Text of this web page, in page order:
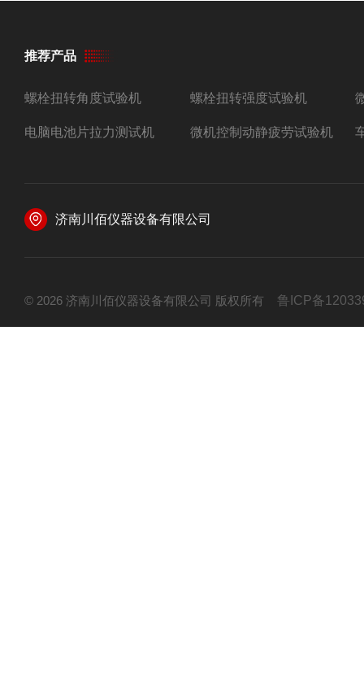
推荐产品
螺栓扭转角度试验机 螺栓扭转强度试验机
电脑电池片拉力测试机 微机控制动静疲劳试验机
济南川佰仪器设备有限公司
© 2026 济南川佰仪器设备有限公司 版权所有 鲁ICP备